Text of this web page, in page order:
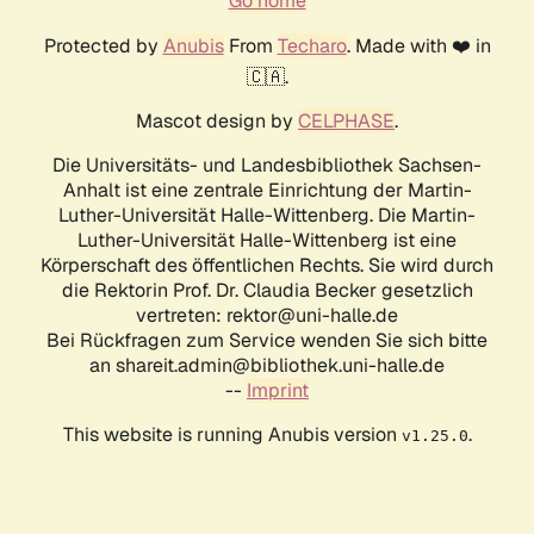
Protected by AnubisFrom Techaro. Made with ❤️ in
🇨🇦.
Mascot design by CELPHASE.
Die Universitäts- und Landesbibliothek Sachsen-
Anhalt ist eine zentrale Einrichtung der Martin-
Luther-Universität Halle-Wittenberg. Die Martin-
Luther-Universität Halle-Wittenberg ist eine
Körperschaft des öffentlichen Rechts. Sie wird durch
die Rektorin Prof. Dr. Claudia Becker gesetzlich
vertreten: rektor@uni-halle.de
Bei Rückfragen zum Service wenden Sie sich bitte
an shareit.admin@bibliothek.uni-halle.de
-- Imprint
This website is running Anubis version v1.25.0.